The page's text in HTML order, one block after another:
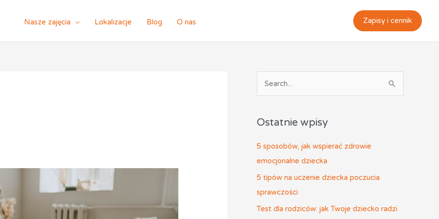
Nasze zajęcia Lokalizacje Blog O nas Zapisy i cennik
a
j
d
l
Ostatnie wpisy
5 sposobów, jak wspierać zdrowie
emocjonalne dziecka
5 tipów na uczenie dziecka poczucia
sprawczości
Test dla rodziców: jak Twoje dziecko radzi